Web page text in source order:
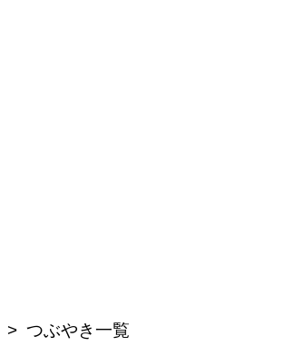
つぶやき一覧